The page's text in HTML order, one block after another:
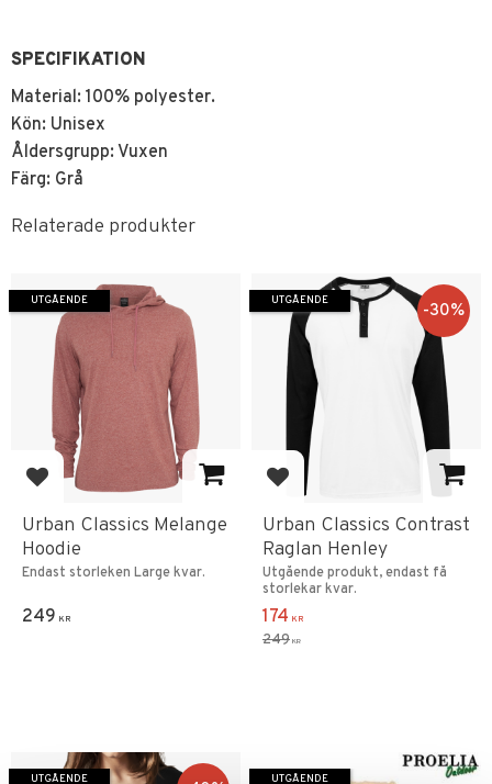
SPECIFIKATION
Material: 100% polyester.
Kön: Unisex
Åldersgrupp: Vuxen
Färg: Grå
Relaterade produkter
Lägg till i favoriter
Urban Classics Melange
Hoodie
Endast storleken Large kvar.
249 KR
UTGÅENDE
Lägg till i favoriter
Urban Classics Contrast
Raglan Henley
Utgående produkt, endast få
storlekar kvar.
174 KR
249 KR
30%
UTGÅENDE
UTGÅENDE UTGÅENDE